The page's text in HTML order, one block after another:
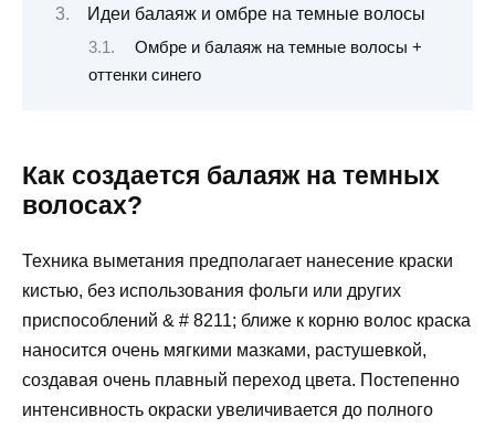
Идеи балаяж и омбре на темные волосы
Омбре и балаяж на темные волосы +
оттенки синего
Как создается балаяж на темных
волосах?
Техника выметания предполагает нанесение краски
кистью, без использования фольги или других
приспособлений & # 8211; ближе к корню волос краска
наносится очень мягкими мазками, растушевкой,
создавая очень плавный переход цвета. Постепенно
интенсивность окраски увеличивается до полного